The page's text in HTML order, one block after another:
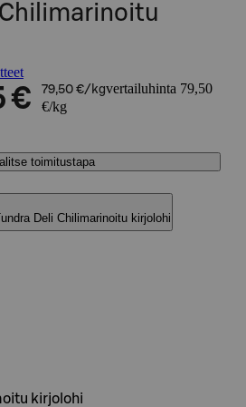
€ 79,50 €/kgvertailuhinta 79,50
€/kg
toimitustapa
Deli Chilimarinoitu kirjolohi
kirjolohi